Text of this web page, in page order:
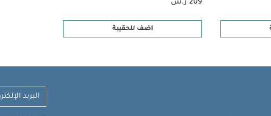
209 ر.س
اضف للحقيبة